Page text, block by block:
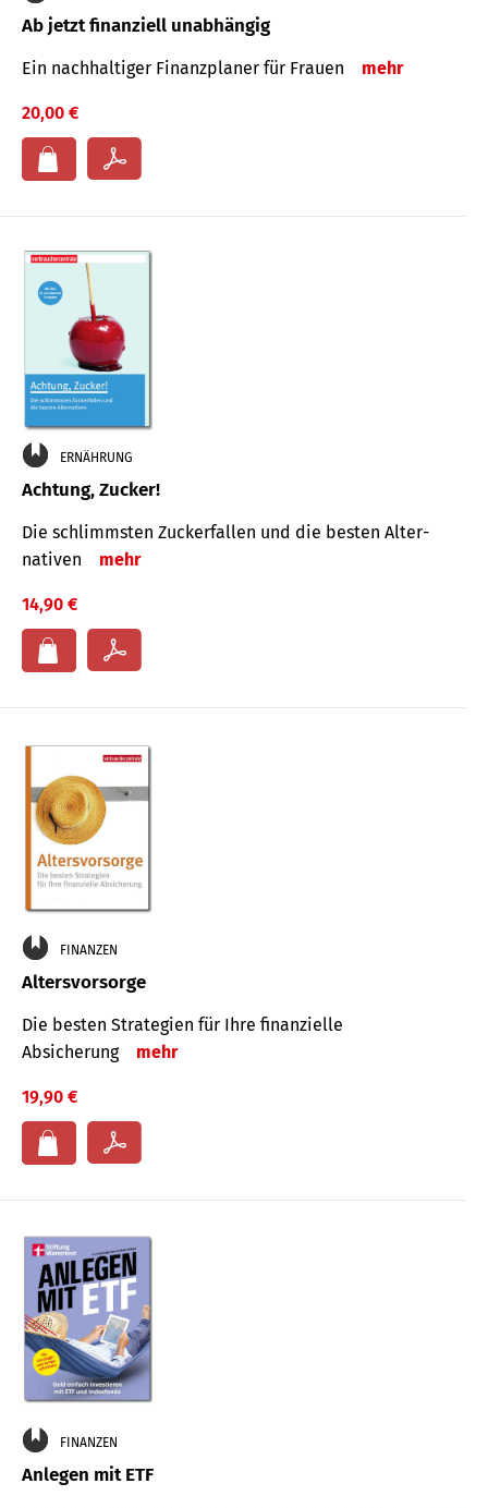
Ab jetzt finanziell unabhängig
Ein nachhaltiger Finanzplaner für Frauen mehr
20,00 €
ERNÄHRUNG
Achtung, Zucker!
Die schlimmsten Zucker­fallen und die besten Alter­
nativen
mehr
14,90 €
FINANZEN
Altersvorsorge
Die besten Strategien für Ihre finanzielle
Absicherung
mehr
19,90 €
FINANZEN
Anlegen mit ETF